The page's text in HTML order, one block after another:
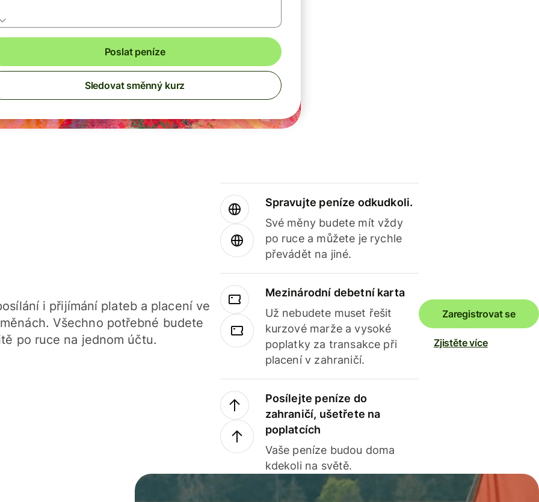
Poslat peníze
Sledovat směnný kurz
i přijímání plateb a placení ve
Všechno potřebné budete
po ruce na jednom účtu.
Spravujte peníze odkudkoli.
Své měny budete mít vždy
po ruce a můžete je rychle
převádět na jiné.
Mezinárodní debetní karta
Už nebudete muset řešit
kurzové marže a vysoké
poplatky za transakce při
placení v zahraničí.
Posílejte peníze do
zahraničí, ušetřete na
poplatcích
Vaše peníze budou doma
kdekoli na světě.
Zaregistrovat se
Zjistěte více